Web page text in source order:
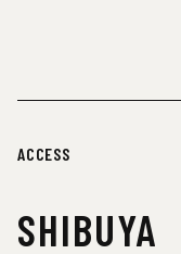
ACCESS
SHIBUYA